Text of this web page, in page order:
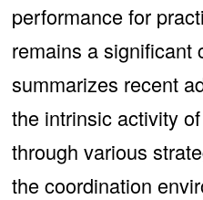
performance for
remains a significant
summarizes recent
the intrinsic activity
through various
the coordination